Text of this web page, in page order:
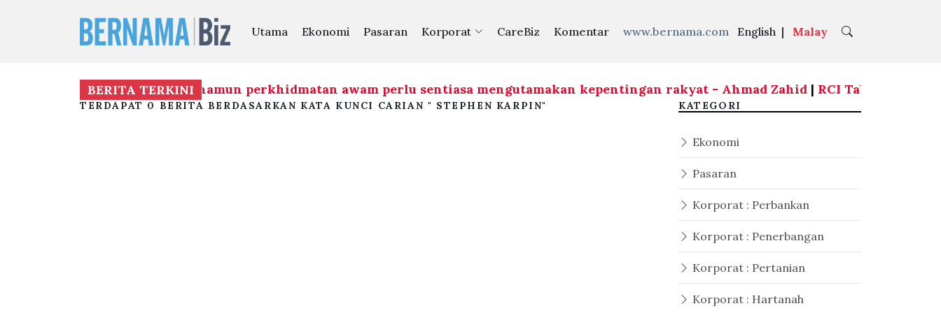
Utama Ekonomi Pasaran Korporat CareBiz Komentar www.bernama.com English | Malay
BERITA TERKINI
mandat kerajaan, namun perkhidmatan awam perlu sentiasa mengutamakan kepentingan rakyat - Ahmad Zahid|RCI Tabung Haji:
TERDAPAT 0 BERITA BERDASARKAN KATA KUNCI CARIAN " STEPHEN KARPIN" KATEGORI
Ekonomi
Pasaran
Korporat : Perbankan
Korporat : Penerbangan
Korporat : Pertanian
Korporat : Hartanah